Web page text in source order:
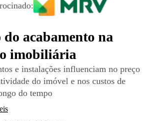
acabamento na
imobiliária
e instalações influenciam no preço
do imóvel e nos custos de
do tempo